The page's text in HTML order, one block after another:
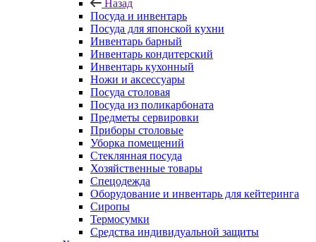
Назад
Посуда и инвентарь
Посуда для японской кухни
Инвентарь барный
Инвентарь кондитерский
Инвентарь кухонный
Ножи и аксессуары
Посуда столовая
Посуда из поликарбоната
Предметы сервировки
Приборы столовые
Уборка помещений
Стеклянная посуда
Хозяйственные товары
Спецодежда
Оборудование и инвентарь для кейтеринга
Сиропы
Термосумки
Средства индивидуальной защиты